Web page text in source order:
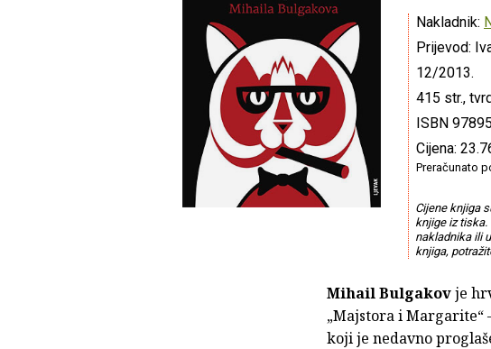
Nakladnik:
Prijevod:
12/2013.
415 str.,
ISBN
Cijena:
Preračunato
Cijene knjiga
knjige iz tiska.
nakladnika ili
knjiga,
Mihail Bulgakovje
„Majstora i Margarite“
koji je nedavno